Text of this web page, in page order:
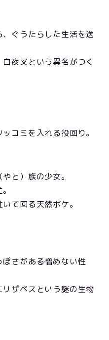
ぐうたらした生活を送
夜叉という異名がつく
コミを入れる役回り。
と）族の少女。
て回る天然ボケ。
さがある憎めない性
ザベスという謎の生物